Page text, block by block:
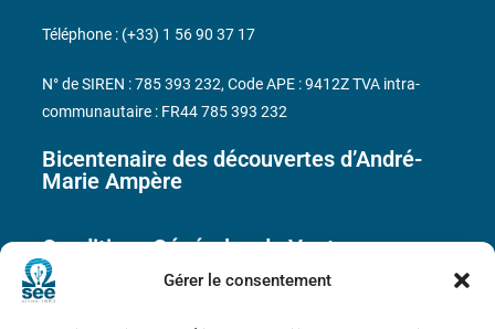
Gérer le consentement
Bicentenaire des découvertes d’André-
Marie Ampère
Conditions Générales de Vente
Téléphone : (+33) 1 56 90 37 17
N° de SIREN : 785 393 232, Code APE : 9412Z TVA intra-
communautaire : FR44 785 393 232